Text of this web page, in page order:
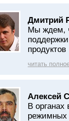
Дмитрий
Мы ждем,
продуктов
читать
Алексей
В органах
режимных